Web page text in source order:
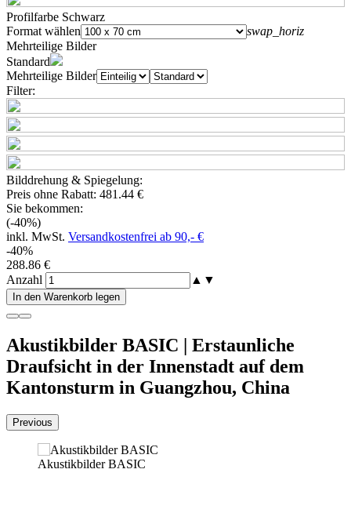
Profilfarbe Schwarz
Format wählen
swap_horiz
Mehrteilige Bilder
Standard
Mehrteilige Bilder
Filter:
Bilddrehung & Spiegelung:
Preis ohne Rabatt: 481.44 €
Sie bekommen:
(-40%)
inkl. MwSt. Versandkostenfrei ab 90,- €
-40%
288.86 €
Anzahl
▲ ▼
In den Warenkorb legen
Akustikbilder BASIC | Erstaunliche
Draufsicht in der Innenstadt auf dem
Kantonsturm in Guangzhou, China
Previous
Akustikbilder BASIC